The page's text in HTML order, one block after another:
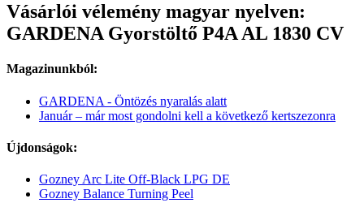
Vásárlói vélemény magyar nyelven:
GARDENA Gyorstöltő P4A AL 1830 CV
Magazinunkból:
GARDENA - Öntözés nyaralás alatt
Január – már most gondolni kell a következő kertszezonra
Újdonságok:
Gozney Arc Lite Off-Black LPG DE
Gozney Balance Turning Peel